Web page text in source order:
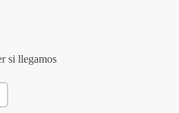
si llegamos